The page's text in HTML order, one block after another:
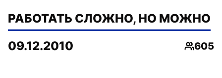
РАБОТАТЬ СЛОЖНО, НО МОЖНО
09.12.2010
605